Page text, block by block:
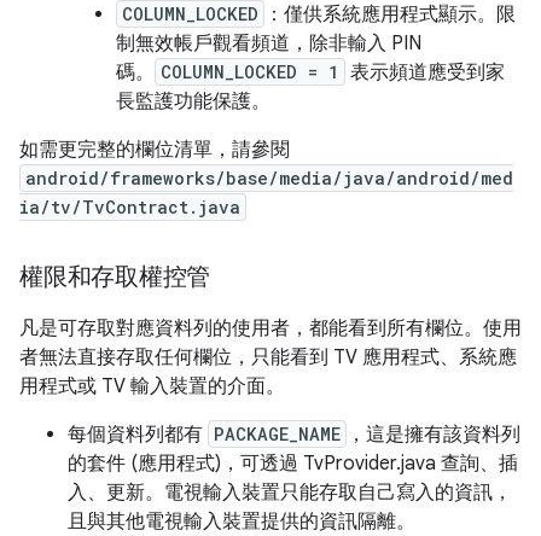
COLUMN_LOCKED
：僅供系統應用程式顯示。限
制無效帳戶觀看頻道，除非輸入 PIN
碼。
COLUMN_LOCKED = 1
表示頻道應受到家
長監護功能保護。
如需更完整的欄位清單，請參閱
android/frameworks/base/media/java/android/med
ia/tv/TvContract.java
權限和存取權控管
凡是可存取對應資料列的使用者，都能看到所有欄位。使用
者無法直接存取任何欄位，只能看到 TV 應用程式、系統應
用程式或 TV 輸入裝置的介面。
每個資料列都有 PACKAGE_NAME
，這是擁有該資料列
的套件 (應用程式)，可透過 TvProvider.java 查詢、插
入、更新。電視輸入裝置只能存取自己寫入的資訊，
且與其他電視輸入裝置提供的資訊隔離。